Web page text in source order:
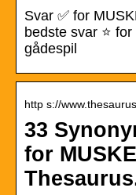
Svar ✅ for
bedste svar ⭐
gådespil
http s://
33
for